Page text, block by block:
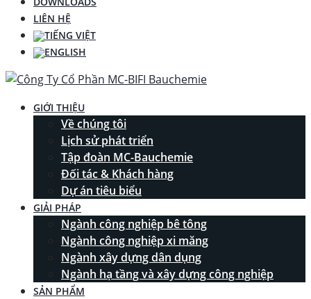
LIÊN HỆ
GIỚI THIỆU
Về chúng tôi
Lịch sử phát triển
Tập đoàn MC-Bauchemie
Đối tác & Khách hàng
Dự án tiêu biểu
GIẢI PHÁP
Ngành công nghiệp bê tông
Ngành công nghiệp xi măng
Ngành xây dựng dân dụng
Ngành hạ tầng và xây dựng công nghiệp
SẢN PHẨM